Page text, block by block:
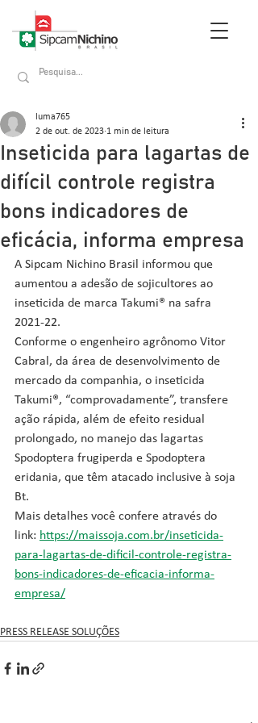
Inseticida para lagartas de
difícil controle registra
bons indicadores de
eficácia, informa empresa
luma765
2 de out. de 2023 1 min de leitura
A Sipcam Nichino Brasil informou que
aumentou a adesão de sojicultores ao
inseticida de marca Takumi® na safra
2021-22.
Conforme o engenheiro agrônomo Vitor
Cabral, da área de desenvolvimento de
mercado da companhia, o inseticida
Takumi®, “comprovadamente”, transfere
ação rápida, além de efeito residual
prolongado, no manejo das lagartas
Spodoptera frugiperda e Spodoptera
eridania, que têm atacado inclusive à soja
Bt.
Mais detalhes você confere através do
link: https://maissoja.com.br/inseticida-
para-lagartas-de-dificil-controle-registra-
bons-indicadores-de-eficacia-informa-
empresa/
PRESS RELEASE SOLUÇÕES